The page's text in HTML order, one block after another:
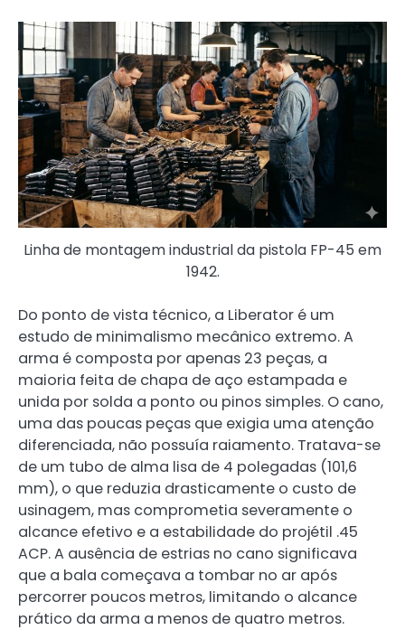
Linha de montagem industrial da pistola FP-45 em
1942.
Do ponto de vista técnico, a Liberator é um
estudo de minimalismo mecânico extremo. A
arma é composta por apenas 23 peças, a
maioria feita de chapa de aço estampada e
unida por solda a ponto ou pinos simples. O cano,
uma das poucas peças que exigia uma atenção
diferenciada, não possuía raiamento. Tratava-se
de um tubo de alma lisa de 4 polegadas (101,6
mm), o que reduzia drasticamente o custo de
usinagem, mas comprometia severamente o
alcance efetivo e a estabilidade do projétil .45
ACP. A ausência de estrias no cano significava
que a bala começava a tombar no ar após
percorrer poucos metros, limitando o alcance
prático da arma a menos de quatro metros.